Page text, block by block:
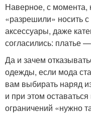
Наверное, с момента,
«разрешили» носить
аксессуары, даже
согласились: платье
Да и зачем
одежды, если мода
вам выбирать наряд
и при этом
ограничений «нужно